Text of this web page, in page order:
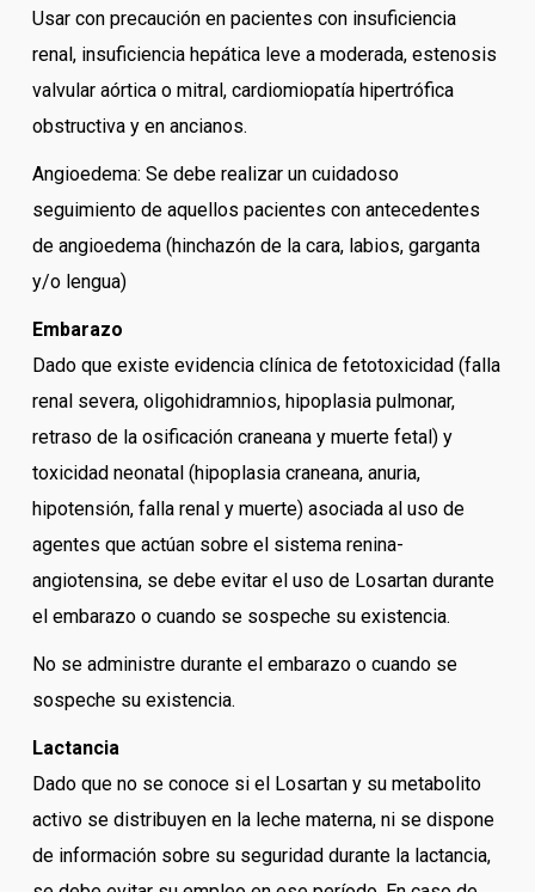
Usar con precaución en pacientes con insuficiencia
renal, insuficiencia hepática leve a moderada, estenosis
valvular aórtica o mitral, cardiomiopatía hipertrófica
obstructiva y en ancianos.
Angioedema: Se debe realizar un cuidadoso
seguimiento de aquellos pacientes con antecedentes
de angioedema (hinchazón de la cara, labios, garganta
y/o lengua)
Embarazo
Dado que existe evidencia clínica de fetotoxicidad (falla
renal severa, oligohidramnios, hipoplasia pulmonar,
retraso de la osificación craneana y muerte fetal) y
toxicidad neonatal (hipoplasia craneana, anuria,
hipotensión, falla renal y muerte) asociada al uso de
agentes que actúan sobre el sistema renina-
angiotensina, se debe evitar el uso de Losartan durante
el embarazo o cuando se sospeche su existencia.
No se administre durante el embarazo o cuando se
sospeche su existencia.
Lactancia
Dado que no se conoce si el Losartan y su metabolito
activo se distribuyen en la leche materna, ni se dispone
de información sobre su seguridad durante la lactancia,